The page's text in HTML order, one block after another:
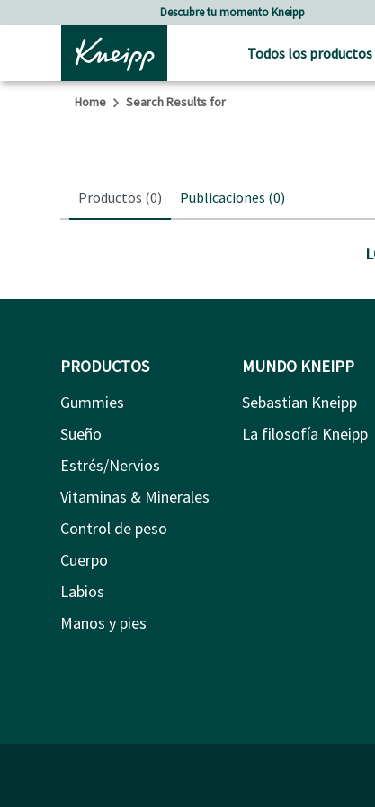
Descubre tu momento Kneipp
Todos los productos
Home Search Results for
Productos (0) Publicaciones (0)
PRODUCTOS
Gummies
Sueño
Estrés/Nervios
Vitaminas & Minerales
Control de peso
Cuerpo
Labios
Manos y pies
MUNDO KNEIPP
Sebastian Kneipp
La filosofía Kneipp